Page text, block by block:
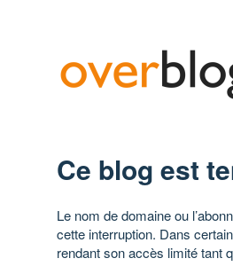
Ce blog est
Le nom de domaine ou
cette interruption. Dans
rendant son accès limité tant